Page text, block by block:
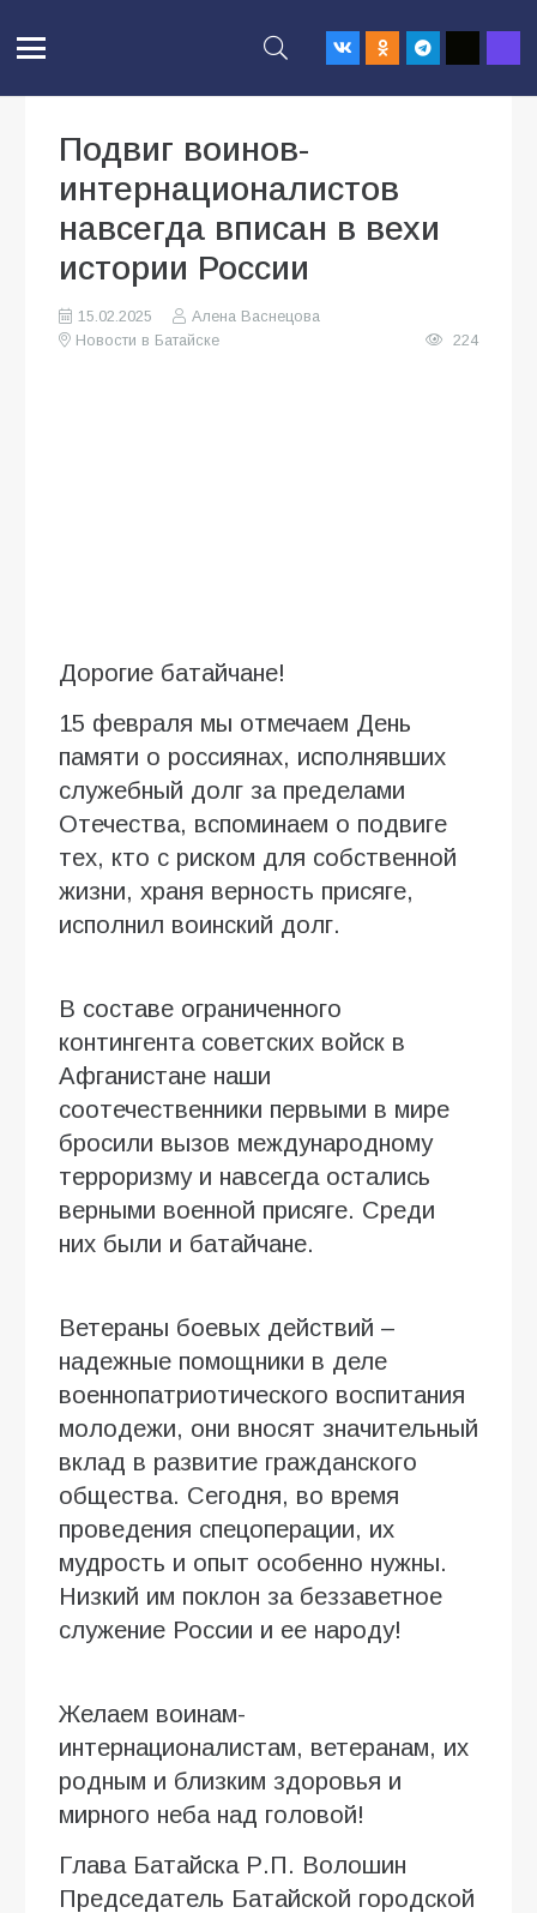
Подвиг воинов-
интернационалистов
навсегда вписан в вехи
истории России
15.02.2025
Алена Васнецова
Новости в Батайске
224
Дорогие батайчане!
15 февраля мы отмечаем День
памяти о россиянах, исполнявших
служебный долг за пределами
Отечества, вспоминаем о подвиге
тех, кто с риском для собственной
жизни, храня верность присяге,
исполнил воинский долг.
В составе ограниченного
контингента советских войск в
Афганистане наши
соотечественники первыми в мире
бросили вызов международному
терроризму и навсегда остались
верными военной присяге. Среди
них были и батайчане.
Ветераны боевых действий –
надежные помощники в деле
военно­патриотического воспитания
молодежи, они вносят значительный
вклад в развитие гражданского
общества. Сегодня, во время
проведения спецоперации, их
мудрость и опыт особенно нужны.
Низкий им поклон за беззаветное
служение России и ее народу!
Желаем воинам-
интернационалистам, ветеранам, их
родным и близким здоровья и
мирного неба над головой!
Глава Батайска Р.П. Волошин
Председатель Батайской городской